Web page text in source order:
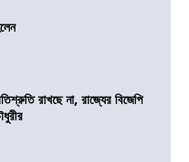
রাখছে না, রাজ্যের বিজেপি